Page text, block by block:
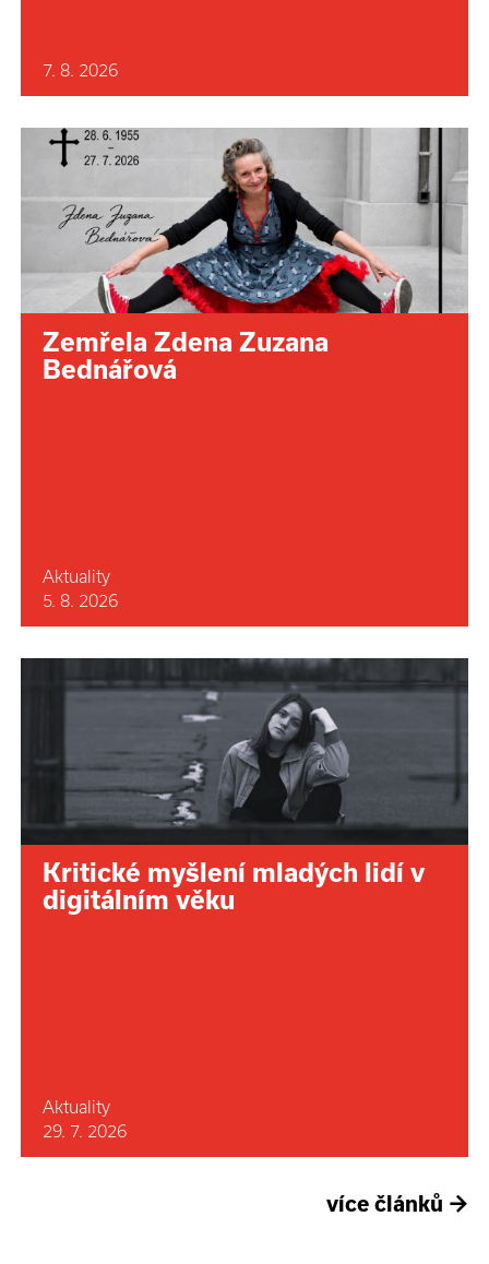
7. 8. 2026
Zemřela Zdena Zuzana
Bednářová
Aktuality
5. 8. 2026
Kritické myšlení mladých lidí v
digitálním věku
Aktuality
29. 7. 2026
více článků →